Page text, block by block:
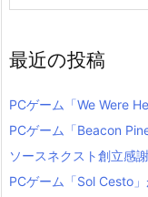
最近の投稿
PCゲーム「We Were
PCゲーム「Beacon
ソースネクスト創立感
PCゲーム「Sol Cesto」